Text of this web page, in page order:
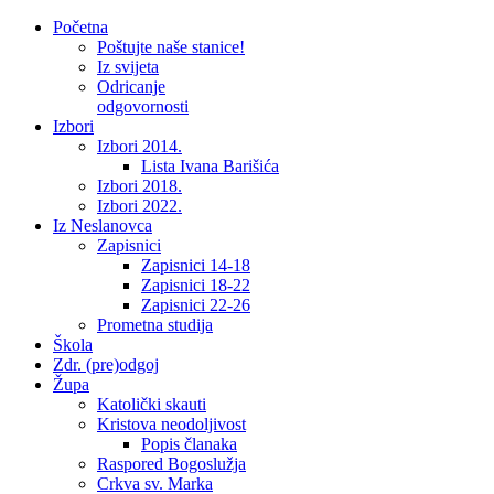
Početna
Poštujte naše stanice!
Iz svijeta
Odricanje
odgovornosti
Izbori
Izbori 2014.
Lista Ivana Barišića
Izbori 2018.
Izbori 2022.
Iz Neslanovca
Zapisnici
Zapisnici 14-18
Zapisnici 18-22
Zapisnici 22-26
Prometna studija
Škola
Zdr. (pre)odgoj
Župa
Katolički skauti
Kristova neodoljivost
Popis članaka
Raspored Bogoslužja
Crkva sv. Marka